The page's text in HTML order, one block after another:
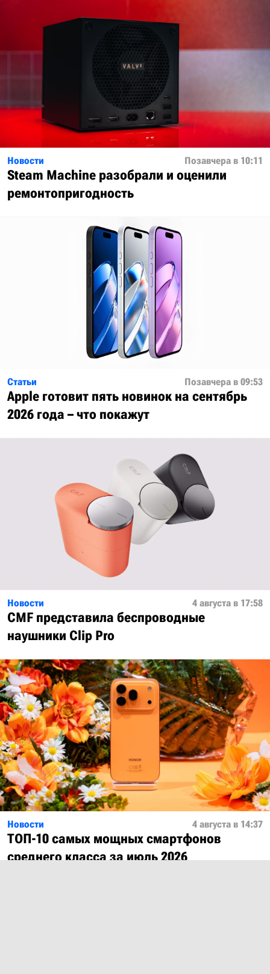
Новости Позавчера в 10:11
Steam Machine разобрали и оценили
ремонтопригодность
Статьи Позавчера в 09:53
Apple готовит пять новинок на сентябрь
2026 года – что покажут
Новости 4 августа в 17:58
CMF представила беспроводные
наушники Clip Pro
Новости 4 августа в 14:37
ТОП-10 самых мощных смартфонов
среднего класса за июль 2026